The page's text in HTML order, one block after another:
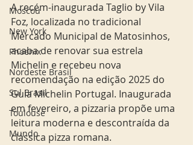
Moscou
New York
Phoenix
Nordeste Brasil
Sul Brasil
Toulouse
Mundo
A recém-inaugurada Taglio by Vila
Foz, localizada no tradicional
Mercado Municipal de Matosinhos,
acaba de renovar sua estrela
Michelin e recebeu nova
recomendação na edição 2025 do
Guia Michelin Portugal. Inaugurada
em fevereiro, a pizzaria propõe uma
leitura moderna e descontraída da
clássica pizza romana.